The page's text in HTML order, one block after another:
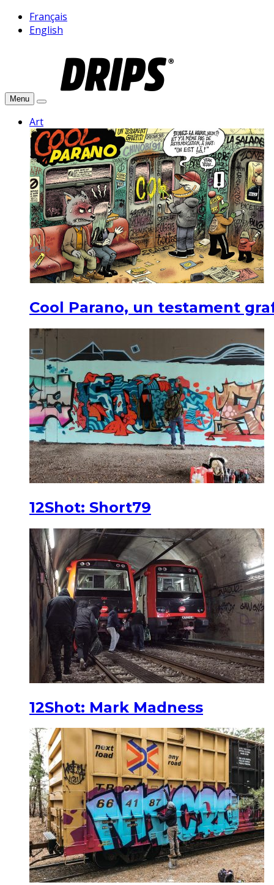
Français
English
Menu
Art
Cool Parano, un testament
12Shot: Short79
12Shot: Mark Madness